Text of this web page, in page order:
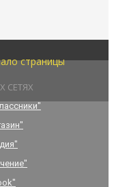
страницы
СЕТЯХ